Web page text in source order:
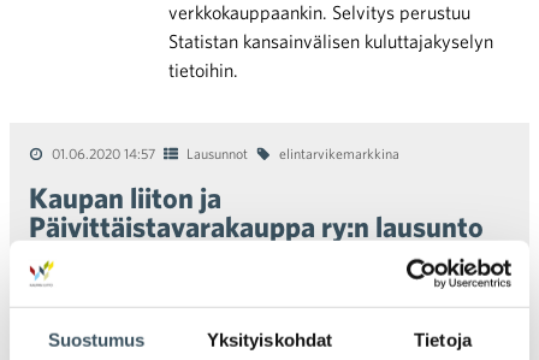
Suostumus Yksityiskohdat Tietoja
verkkokauppaankin. Selvitys perustuu
Statistan kansainvälisen kuluttajakyselyn
tietoihin.
01.06.2020 14:57 Lausunnot elintarvikemarkkina
Kaupan liiton ja
Päivittäistavarakauppa ry:n lausunto
elintarvikemarkkinalain ja
oikeudenkäynnistä
markkinaoikeudessa annetun lain
muuttamisesta